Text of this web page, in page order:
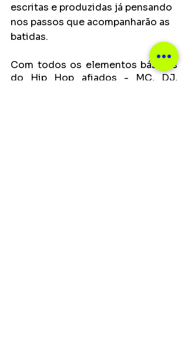
escritas e produzidas já pensando
nos passos que acompanharão as
batidas.
Com todos os elementos básicos
do Hip Hop afiados - MC, DJ,